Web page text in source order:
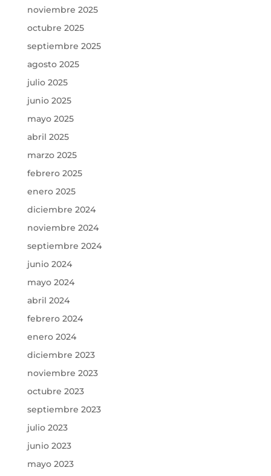
noviembre 2025
octubre 2025
septiembre 2025
agosto 2025
julio 2025
junio 2025
mayo 2025
abril 2025
marzo 2025
febrero 2025
enero 2025
diciembre 2024
noviembre 2024
septiembre 2024
junio 2024
mayo 2024
abril 2024
febrero 2024
enero 2024
diciembre 2023
noviembre 2023
octubre 2023
septiembre 2023
julio 2023
junio 2023
mayo 2023